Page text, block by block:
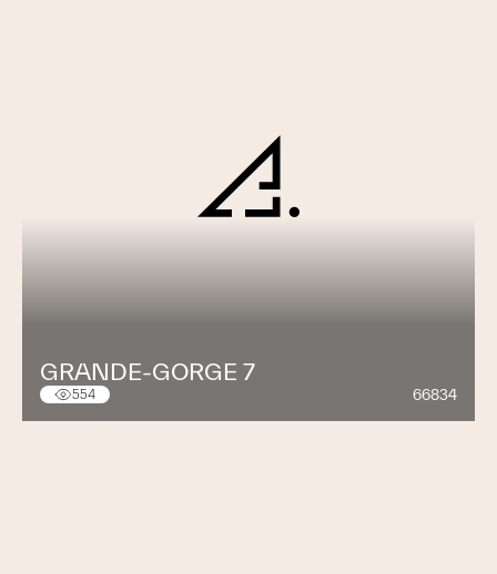
GRANDE-GORGE 7
554 66834